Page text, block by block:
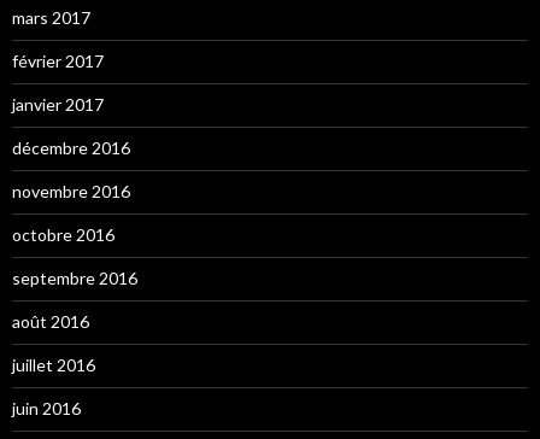
mars 2017
février 2017
janvier 2017
décembre 2016
novembre 2016
octobre 2016
septembre 2016
août 2016
juillet 2016
juin 2016